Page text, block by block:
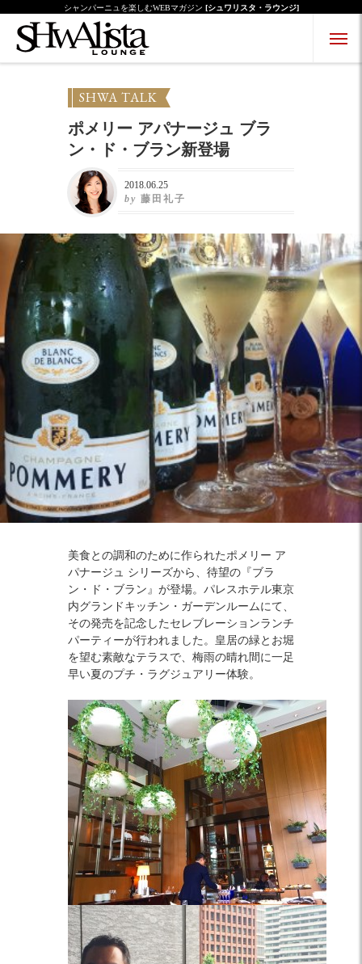
シャンパーニュを楽しむWEBマガジン [シュワリスタ・ラウンジ]
FacebookTwitterInstagram
SHWA TALK
ポメリー アパナージュ ブラ
ン・ド・ブラン新登場
2018.06.25
by 藤田礼子
美食との調和のために作られたポメリー ア
パナージュ シリーズから、待望の『ブラ
ン・ド・ブラン』が登場。パレスホテル東京
内グランドキッチン・ガーデンルームにて、
その発売を記念したセレブレーションランチ
パーティーが行われました。皇居の緑とお堀
を望む素敵なテラスで、梅雨の晴れ間に一足
早い夏のプチ・ラグジュアリー体験。